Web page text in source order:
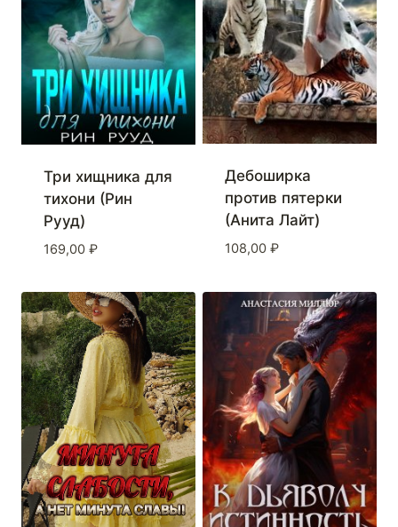
Три хищника для
тихони (Рин
Рууд)
169,00 ₽
Дебоширка
против пятерки
(Анита Лайт)
108,00 ₽